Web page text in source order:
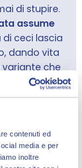
contenuti ed
media e per
inoltre
di stupire.
assume
di ceci lascia
dando vita
che
Liguria:
Un